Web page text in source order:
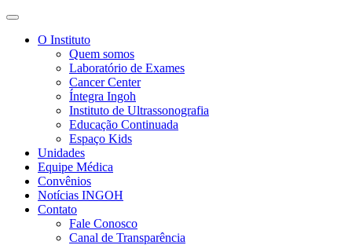
O Instituto
Quem somos
Laboratório de Exames
Cancer Center
Íntegra Ingoh
Instituto de Ultrassonografia
Educação Continuada
Espaço Kids
Unidades
Equipe Médica
Convênios
Notícias INGOH
Contato
Fale Conosco
Canal de Transparência